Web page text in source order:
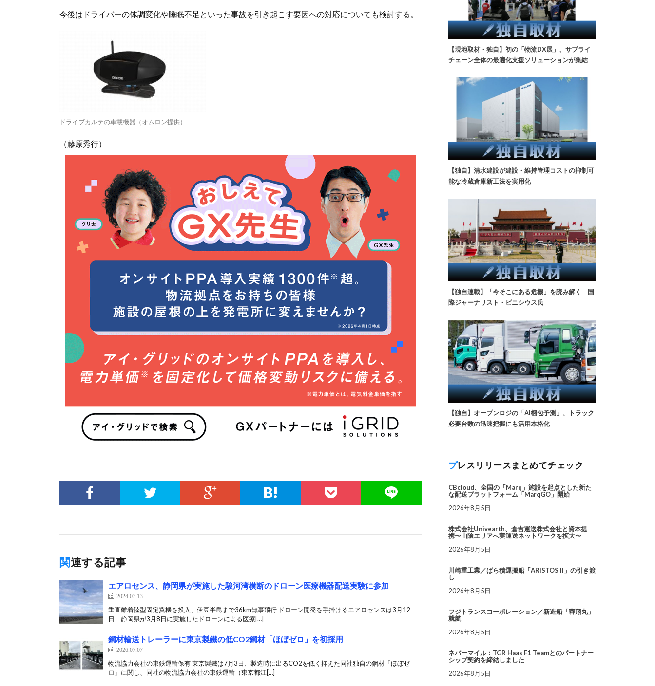
今後はドライバーの体調変化や睡眠不足といった事故を引き起こす要因への対応についても検討する。
ドライブカルテの車載機器（オムロン提供）
（藤原秀行）
関連する記事
エアロセンス、静岡県が実施した駿河湾横断のドローン医療機器配送実験に参加
2024.03.13
垂直離着陸型固定翼機を投入、伊豆半島まで36km無事飛行 ドローン開発を手掛けるエアロセンスは3月12
日、静岡県が3月8日に実施したドローンによる医療[…]
鋼材輸送トレーラーに東京製鐵の低CO2鋼材「ほぼゼロ」を初採用
2026.07.07
物流協力会社の東鉄運輸保有 東京製鐵は7月3日、製造時に出るCO2を低く抑えた同社独自の鋼材「ほぼゼ
ロ」に関し、同社の物流協力会社の東鉄運輸（東京都江[…]
【現地取材・独自】初の「物流DX展」、サプライ
チェーン全体の最適化支援ソリューションが集結
【独自】清水建設が建設・維持管理コストの抑制可
能な冷蔵倉庫新工法を実用化
【独自連載】「今そこにある危機」を読み解く 国
際ジャーナリスト・ビニシウス氏
【独自】オープンロジの「AI梱包予測」、トラック
必要台数の迅速把握にも活用本格化
プレスリリースまとめてチェック
CBcloud、全国の「Marq」施設を起点とした新た
な配送プラットフォーム「MarqGO」開始
2026年8月5日
株式会社Univearth、倉吉運送株式会社と資本提
携〜山陰エリアへ実運送ネットワークを拡大〜
2026年8月5日
川崎重工業／ばら積運搬船「ARISTOS II」の引き渡
し
2026年8月5日
フジトランスコーポレーション／新造船「蓉翔丸」
就航
2026年8月5日
ネバーマイル：TGR Haas F1 Teamとのパートナー
シップ契約を締結しました
2026年8月5日